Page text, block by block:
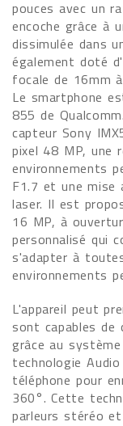
pouces avec un
encoche grâce à
dissimulée dans
également doté
focale de 16mm
Le smartphone
855 de
capteur Sony
pixel 48 MP, une
environnements
F1.7 et une mise
laser. Il est
16 MP, à
personnalisé qui
s'adapter à
environnements
L'appareil peut
sont capables de
grâce au
technologie
téléphone pour
360°. Cette
parleurs stéréo